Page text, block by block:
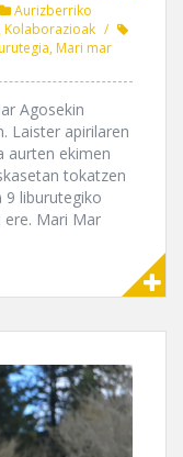
Aurizberriko
,Kolaborazioak
,Mari mar
Agosekin
Laister apirilaren
aurten ekimen
tokatzen
9 liburutegiko
ere. Mari Mar